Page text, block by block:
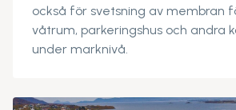
också för svetsning av membran
våtrum, parkeringshus och andra
under marknivå.